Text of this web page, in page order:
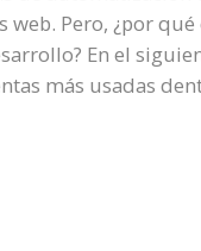
Pero, ¿por qué
En el
más usadas